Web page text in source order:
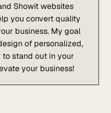
Showit websites
you convert quality
business. My goal
of personalized,
to stand out in your
your business!